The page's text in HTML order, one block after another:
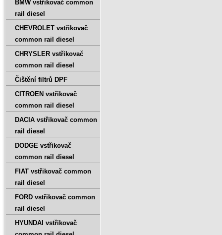
BMW vstřikovač common
rail diesel
CHEVROLET vstřikovač
common rail diesel
CHRYSLER vstřikovač
common rail diesel
Čištění filtrů DPF
CITROEN vstřikovač
common rail diesel
DACIA vstřikovač common
rail diesel
DODGE vstřikovač
common rail diesel
FIAT vstřikovač common
rail diesel
FORD vstřikovač common
rail diesel
HYUNDAI vstřikovač